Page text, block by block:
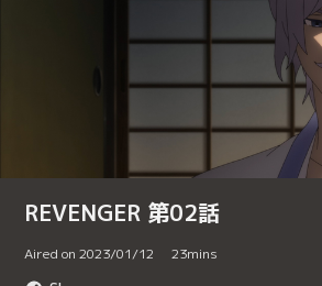
REVENGER 第02話
Aired on 2023/01/12 23mins